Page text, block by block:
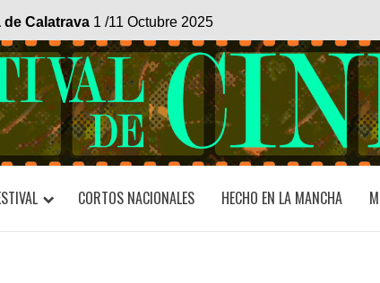
de Calatrava 1 /11 Octubre 2025
CORTOS NACIONALES HECHO EN LA MANCHA